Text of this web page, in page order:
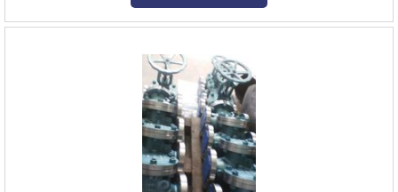
através de profissionais treinados e capacitados para uma análise
completa do equipamento.INFORMAÇÕES ADICIONAIS SOBRE O
SERVIÇOA manutenção aquecedor a gás é realizada a partir da
análise do equipamento que envolve uma série de detalhes
importantes para o funcionamento da máquina. Essa verificação
pela manutenção aquecedor é necessária justamente pelo
equipamento ser direcionado para locais variados, como por